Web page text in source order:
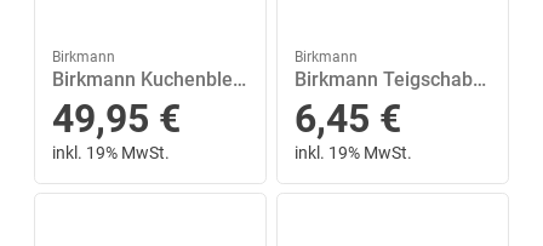
Birkmann
Birkmann Kuchenblech »Premium Baking Springblech«, Emaille
49,95 €
inkl. 19% MwSt.
Birkmann
Birkmann Teigschaber »Colour Splash Gelb 27 cm«
6,45 €
inkl. 19% MwSt.